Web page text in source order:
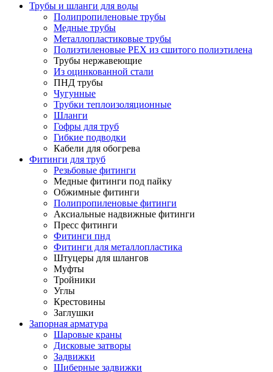
Трубы и шланги для воды
Полипропиленовые трубы
Медные трубы
Металлопластиковые трубы
Полиэтиленовые PEX из сшитого полиэтилена
Трубы нержавеющие
Из оцинкованной стали
ПНД трубы
Чугунные
Трубки теплоизоляционные
Шланги
Гофры для труб
Гибкие подводки
Кабели для обогрева
Фитинги для труб
Резьбовые фитинги
Медные фитинги под пайку
Обжимные фитинги
Полипропиленовые фитинги
Аксиальные надвижные фитинги
Пресс фитинги
Фитинги пнд
Фитинги для металлопластика
Штуцеры для шлангов
Муфты
Тройники
Углы
Крестовины
Заглушки
Запорная арматура
Шаровые краны
Дисковые затворы
Задвижки
Шиберные задвижки